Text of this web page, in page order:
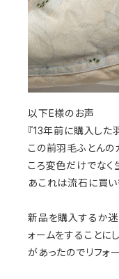
以下E様のお声
『13年前に購入した
この前羽毛ふとん
ころ変色だけでなく
あこれは流石に買い
新品を購入するか迷
ォームをすることに
があったのでリフォ